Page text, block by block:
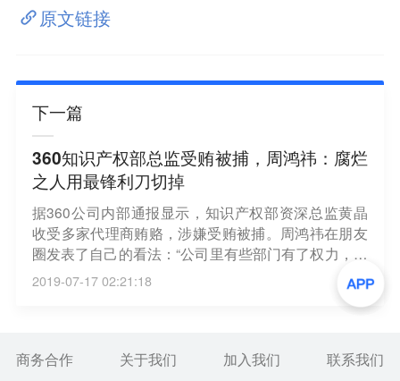
原文链接
下一篇
360知识产权部总监受贿被捕，周鸿祎：腐烂
之人用最锋利刀切掉
据360公司内部通报显示，知识产权部资深总监黄晶
收受多家代理商贿赂，涉嫌受贿被捕。周鸿祎在朋友
圈发表了自己的看法：“公司里有些部门有了权力，不
是为用户客户服务，而是变成了寻租的工具，这完全
违背了公司的基本价值观和文化，要用最锋利的刀子
2019-07-17 02:21:18
商务合作 关于我们 加入我们 联系我们